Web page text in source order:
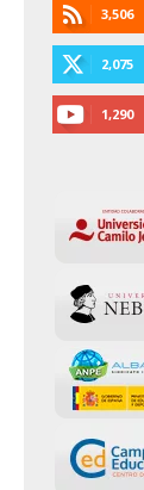
3,506
2,075
1,290